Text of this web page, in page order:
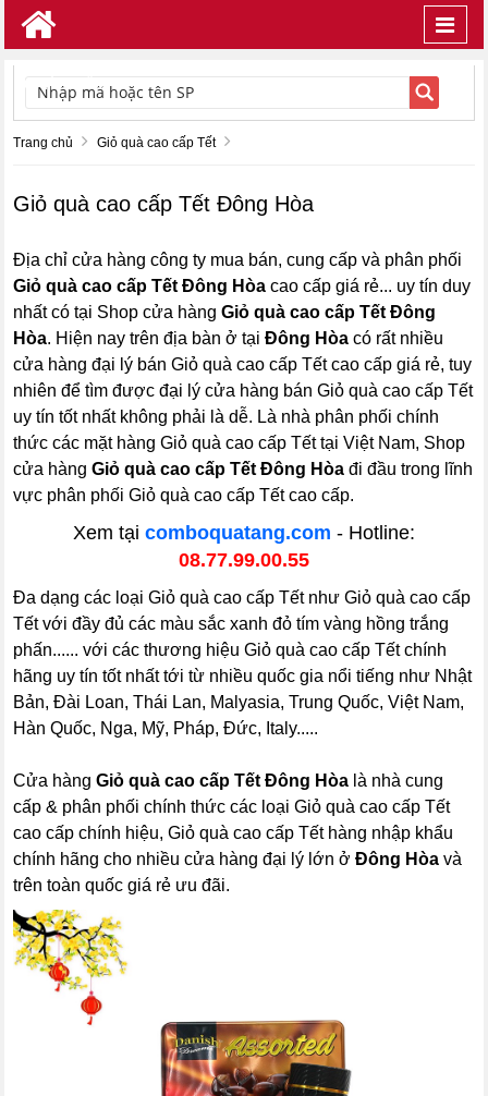
TÌM KIẾM
Trang chủ Giỏ quà cao cấp Tết
Giỏ quà cao cấp Tết Đông Hòa
Địa chỉ cửa hàng công ty mua bán, cung cấp và phân phối
Giỏ quà cao cấp Tết Đông Hòa cao cấp giá rẻ... uy tín duy
nhất có tại Shop cửa hàngGiỏ quà cao cấp Tết Đông
Hòa. Hiện nay trên địa bàn ở tạiĐông Hòa có rất nhiều
cửa hàng đại lý bán Giỏ quà cao cấp Tết cao cấp giá rẻ, tuy
nhiên để tìm được đại lý cửa hàng bán Giỏ quà cao cấp Tết
uy tín tốt nhất không phải là dễ. Là nhà phân phối chính
thức các mặt hàng Giỏ quà cao cấp Tết tại Việt Nam, Shop
cửa hàngGiỏ quà cao cấp Tết Đông Hòa đi đầu trong lĩnh
vực phân phối Giỏ quà cao cấp Tết cao cấp.
Xem tại comboquatang.com - Hotline:
08.77.99.00.55
Đa dạng các loại Giỏ quà cao cấp Tết như Giỏ quà cao cấp
Tết với đầy đủ các màu sắc xanh đỏ tím vàng hồng trắng
phấn...... với các thương hiệu Giỏ quà cao cấp Tết chính
hãng uy tín tốt nhất tới từ nhiều quốc gia nổi tiếng như Nhật
Bản, Đài Loan, Thái Lan, Malyasia, Trung Quốc, Việt Nam,
Hàn Quốc, Nga, Mỹ, Pháp, Đức, Italy.....
Cửa hàngGiỏ quà cao cấp Tết Đông Hòa là nhà cung
cấp & phân phối chính thức các loại Giỏ quà cao cấp Tết
cao cấp chính hiệu, Giỏ quà cao cấp Tết hàng nhập khẩu
chính hãng cho nhiều cửa hàng đại lý lớn ởĐông Hòa và
trên toàn quốc giá rẻ ưu đãi.